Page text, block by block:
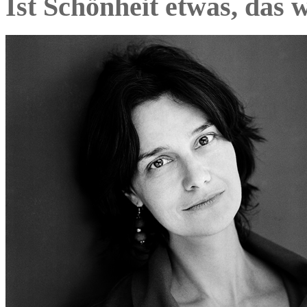
Ist Schönheit etwas, das